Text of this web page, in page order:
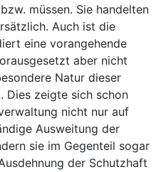
müssen. Sie handelten
Auch ist die
eine vorangehende
aber nicht
Natur dieser
Dies zeigte sich schon
nicht nur auf
Ausweitung der
sie im Gegenteil sogar
der Schutzhaft